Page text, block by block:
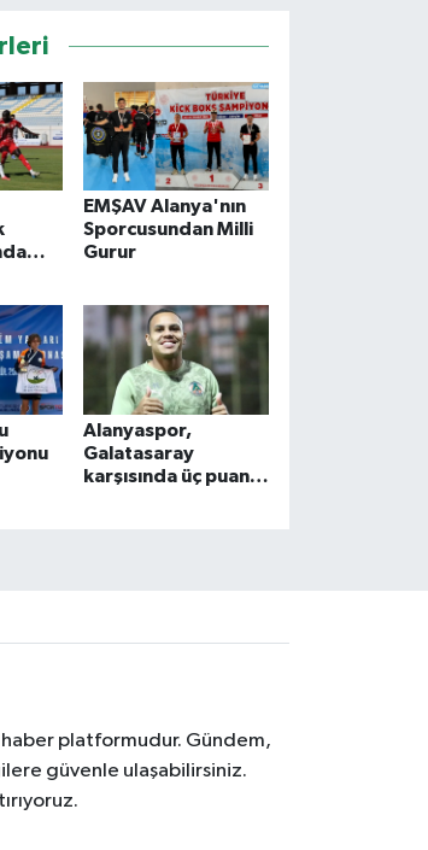
EMŞAV Alanya'nın
Sporcusundan Milli
Gurur
Alanyaspor,
Galatasaray
karşısında üç puan
haber platformudur. Gündem,
güvenle ulaşabilirsiniz.